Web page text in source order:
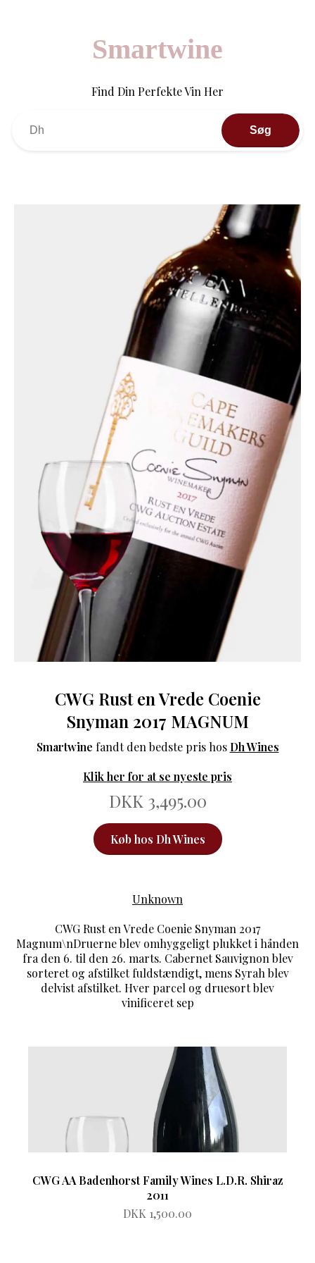
Smartwine
Find Din Perfekte Vin Her
Søg
CWG Rust en Vrede Coenie
Snyman 2017 MAGNUM
Smartwine fandt den bedste pris hos Dh Wines
Klik her for at se nyeste pris
DKK 3,495.00
Køb hos Dh Wines
Unknown
CWG Rust en Vrede Coenie Snyman 2017
Magnum\nDruerne blev omhyggeligt plukket i hånden
fra den 6. til den 26. marts. Cabernet Sauvignon blev
sorteret og afstilket fuldstændigt, mens Syrah blev
delvist afstilket. Hver parcel og druesort blev
vinificeret sep
CWG AA Badenhorst Family Wines L.D.R. Shiraz
2011
DKK 1,500.00